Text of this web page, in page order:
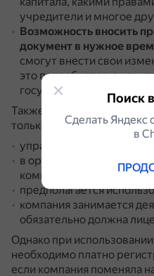
учредители и многое
Возможность вносить
документ в нужное
смогут внести свои
это потребуется, а не
государства.
Также в некоторых
только по
управляющий орган ООО
в организации
комиссия;
предполагается
компания занимается
обязательно должна
Однако при
необходимо платно
если компания поменяла
Поиск
Сделать Яндекс
в